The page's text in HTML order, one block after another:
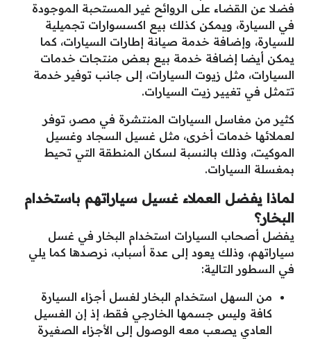
فضلا عن القضاء على الروائح غير المستحبة الموجودة
في السيارة، ويمكن كذلك بيع اكسسوارات تجميلية
للسيارة، وإضافة خدمة صيانة إطارات السيارات، كما
يمكن أيضا إضافة خدمة بيع بعض منتجات خدمات
السيارات، مثل زيوت السيارات، إلى جانب توفير خدمة
تتمثل في تغيير زيت السيارات.
كثير من مغاسل السيارات المنتشرة في مصر، توفر
لعملائها خدمات أخرى، مثل غسيل السجاد وغسيل
الموكيت، وذلك بالنسبة لسكان المنطقة التي تحيط
بمغسلة السيارات.
لماذا يفضل العملاء غسيل سياراتهم باستخدام
البخار؟
يفضل أصحاب السيارات استخدام البخار في غسل
سياراتهم، وذلك يعود إلى عدة أسباب، نرصدها كما يلي
في السطور التالية:
من السهل استخدام البخار لغسل أجزاء السيارة
كافة وليس جسمها الخارجي فقط، إذ إن الغسيل
العادي يصعب معه الوصول إلى الأجزاء الصغيرة